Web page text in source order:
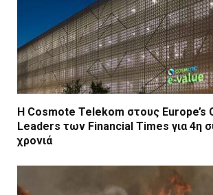
Η Cosmote Telekom στους Europe’s
Leaders των Financial Times για 4η
χρονιά